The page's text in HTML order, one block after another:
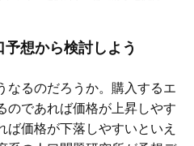
想から検討しよう
るのだろうか。購入するエ
のであれば価格が上昇しやす
ば価格が下落しやすいといえ